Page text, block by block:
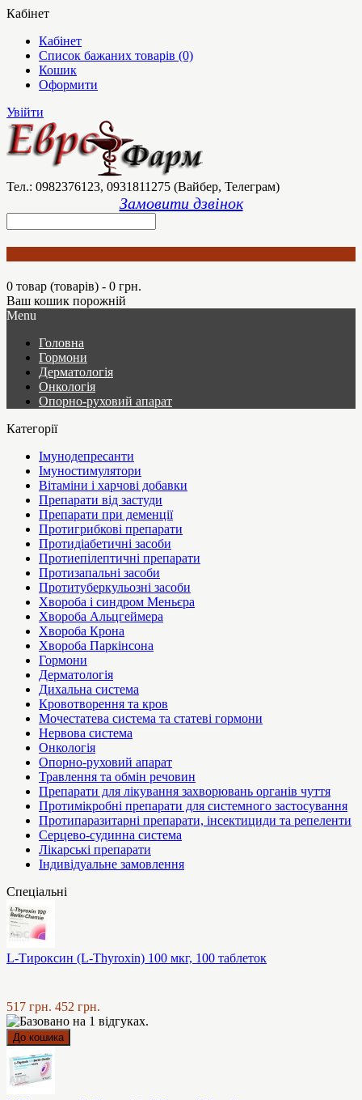
Кабінет
Кабінет
Список бажаних товарів (0)
Кошик
Оформити
Увійти
Тел.: 0982376123, 0931811275 (Вайбер, Телеграм)
Замовити дзвінок
0 товар (товарів) - 0 грн.
Ваш кошик порожній
Menu
Головна
Гормони
Дерматологія
Онкологія
Опорно-руховий апарат
Категорії
Імунодепресанти
Імуностимулятори
Вітаміни і харчові добавки
Препарати від застуди
Препарати при деменції
Протигрибкові препарати
Протидіабетичні засоби
Протиепілептичні препарати
Протизапальні засоби
Протитуберкульозні засоби
Хвороба і синдром Меньєра
Хвороба Альцгеймера
Хвороба Крона
Хвороба Паркінсона
Гормони
Дерматологія
Дихальна система
Кровотворення та кров
Мочестатева система та статеві гормони
Нервова система
Онкологія
Опорно-руховий апарат
Травлення та обмін речовин
Препарати для лікування захворювань органів чуття
Протимікробні препарати для системного застосування
Протипаразитарні препарати, інсектициди та репеленти
Серцево-судинна система
Лікарські препарати
Індивідуальне замовлення
Спеціальні
L-Тироксин (L-Thyroxin) 100 мкг, 100 таблеток
517 грн. 452 грн.